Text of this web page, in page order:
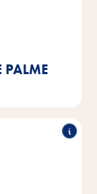
PALME
Le peu
RSPO.